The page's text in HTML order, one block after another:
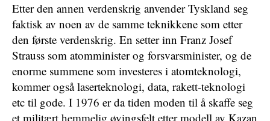
Etter den annen verdenskrig anvender Tyskland seg
faktisk av noen av de samme teknikkene som etter
den første verdenskrig. En setter inn Franz Josef
Strauss som atomminister og forsvarsminister, og de
enorme summene som investeres i atomteknologi,
kommer også laserteknologi, data, rakett-teknologi
etc til gode. I 1976 er da tiden moden til å skaffe seg
et militært hemmelig øvingsfelt etter modell av Kazan